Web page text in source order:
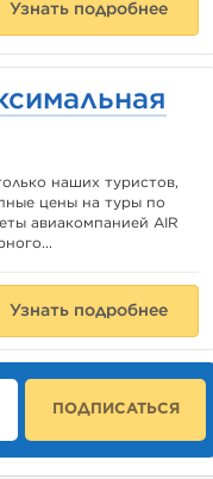
Узнать подробнее
наших туристов,
цены на туры по
авиакомпанией AIR
Узнать подробнее
ПОДПИСАТЬСЯ